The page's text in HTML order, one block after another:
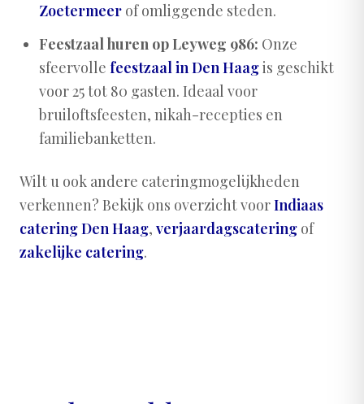
Zoetermeer of omliggende steden.
Feestzaal huren op Leyweg 986: Onze
sfeervolle feestzaal in Den Haagis geschikt
voor 25 tot 80 gasten. Ideaal voor
bruiloftsfeesten, nikah-recepties en
familiebanketten.
Wilt u ook andere cateringmogelijkheden
verkennen? Bekijk ons overzicht voorIndiaas
catering Den Haag, verjaardagscatering of
zakelijke catering.